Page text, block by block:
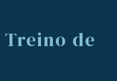
Treino de